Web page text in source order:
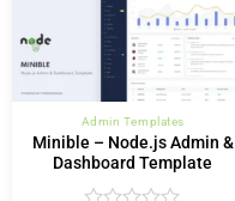
Admin Templates
Minible – Node.js Admin &
Dashboard Template